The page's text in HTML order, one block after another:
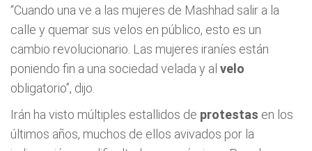
“Cuando una ve a las mujeres de Mashhad salir a la
calle y quemar sus velos en público, esto es un
cambio revolucionario. Las mujeres iraníes están
poniendo fin a una sociedad velada y al velo
obligatorio”, dijo.
Irán ha visto múltiples estallidos de protestas en los
últimos años, muchos de ellos avivados por la